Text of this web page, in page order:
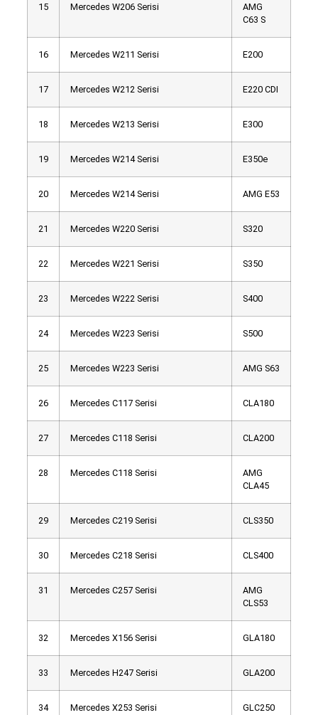
15 Mercedes W206 Serisi
AMG
C63 S
16 Mercedes W211 Serisi E200
17 Mercedes W212 Serisi E220 CDI
18 Mercedes W213 Serisi E300
19 Mercedes W214 Serisi E350e
20 Mercedes W214 Serisi AMG E53
21 Mercedes W220 Serisi S320
22 Mercedes W221 Serisi S350
23 Mercedes W222 Serisi S400
24 Mercedes W223 Serisi S500
25 Mercedes W223 Serisi AMG S63
26 Mercedes C117 Serisi CLA180
27 Mercedes C118 Serisi CLA200
28 Mercedes C118 Serisi
AMG
CLA45
29 Mercedes C219 Serisi CLS350
30 Mercedes C218 Serisi CLS400
31 Mercedes C257 Serisi
AMG
CLS53
32 Mercedes X156 Serisi GLA180
33 Mercedes H247 Serisi GLA200
34 Mercedes X253 Serisi GLC250